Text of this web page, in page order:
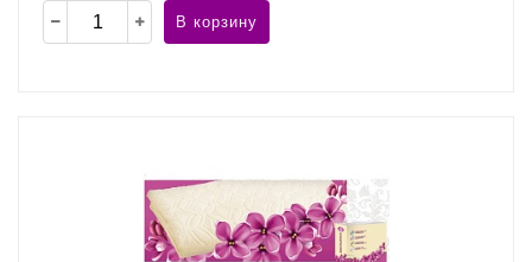
В корзину